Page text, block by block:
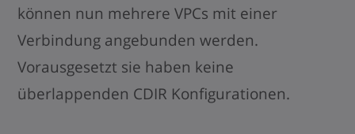
können nun mehrere VPCs mit einer
Verbindung angebunden werden.
Vorausgesetzt sie haben keine
überlappenden CDIR Konfigurationen.